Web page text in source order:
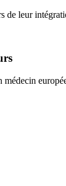
de leur